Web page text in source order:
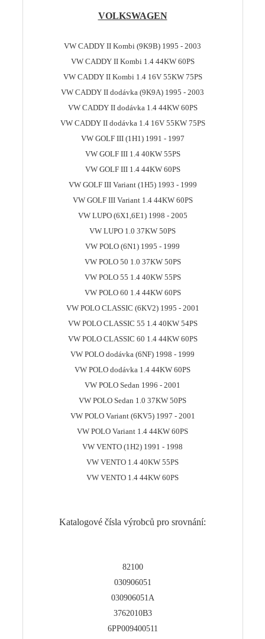
VOLKSWAGEN
VW CADDY II Kombi (9K9B) 1995 - 2003
VW CADDY II Kombi 1.4 44KW 60PS
VW CADDY II Kombi 1.4 16V 55KW 75PS
VW CADDY II dodávka (9K9A) 1995 - 2003
VW CADDY II dodávka 1.4 44KW 60PS
VW CADDY II dodávka 1.4 16V 55KW 75PS
VW GOLF III (1H1) 1991 - 1997
VW GOLF III 1.4 40KW 55PS
VW GOLF III 1.4 44KW 60PS
VW GOLF III Variant (1H5) 1993 - 1999
VW GOLF III Variant 1.4 44KW 60PS
VW LUPO (6X1,6E1) 1998 - 2005
VW LUPO 1.0 37KW 50PS
VW POLO (6N1) 1995 - 1999
VW POLO 50 1.0 37KW 50PS
VW POLO 55 1.4 40KW 55PS
VW POLO 60 1.4 44KW 60PS
VW POLO CLASSIC (6KV2) 1995 - 2001
VW POLO CLASSIC 55 1.4 40KW 54PS
VW POLO CLASSIC 60 1.4 44KW 60PS
VW POLO dodávka (6NF) 1998 - 1999
VW POLO dodávka 1.4 44KW 60PS
VW POLO Sedan 1996 - 2001
VW POLO Sedan 1.0 37KW 50PS
VW POLO Variant (6KV5) 1997 - 2001
VW POLO Variant 1.4 44KW 60PS
VW VENTO (1H2) 1991 - 1998
VW VENTO 1.4 40KW 55PS
VW VENTO 1.4 44KW 60PS
Katalogové čísla výrobců pro srovnání:
82100
030906051
030906051A
3762010B3
6PP009400511